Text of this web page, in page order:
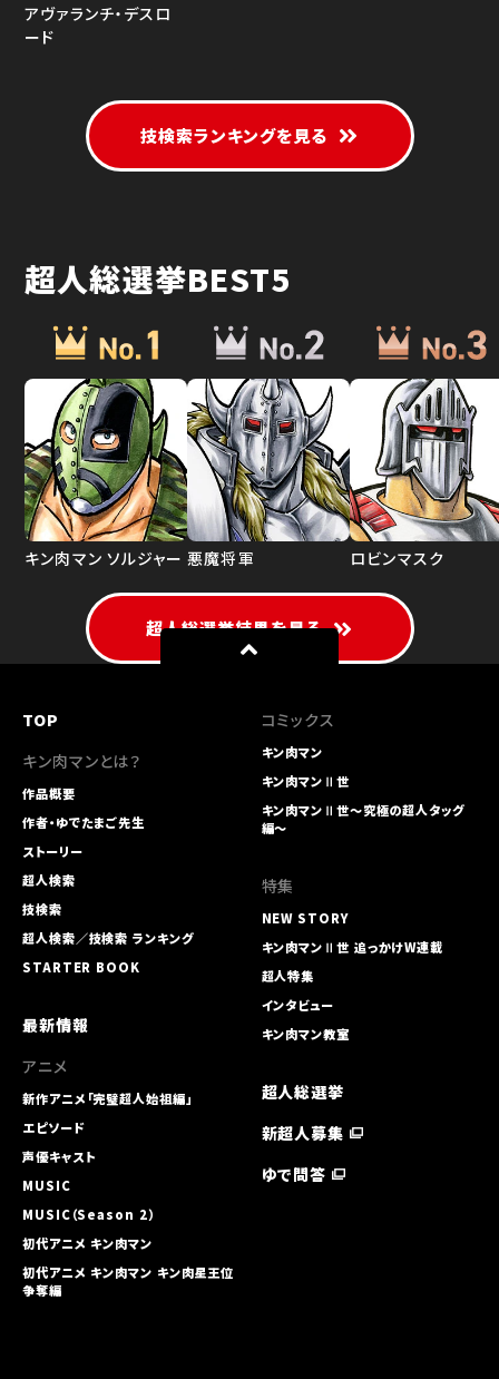
アヴァランチ・デスロ
ード
技検索ランキングを見る
超人総選挙BEST5
キン肉マン ソルジャー 悪魔将軍 ロビンマスク
超人総選挙結果を見る
TOP
キン肉マンとは？
作品概要
作者・ゆでたまご先生
ストーリー
超人検索
技検索
超人検索／技検索 ランキング
STARTER BOOK
最新情報
アニメ
新作アニメ「完璧超人始祖編」
エピソード
声優キャスト
MUSIC
MUSIC（Season 2）
初代アニメ キン⾁マン
初代アニメ キン⾁マン キン⾁星王位
争奪編
コミックス
キン肉マン
キン肉マンⅡ世
キン肉マンⅡ世～究極の超人タッグ
編～
特集
NEW STORY
キン肉マンⅡ世 追っかけW連載
超人特集
インタビュー
キン肉マン教室
超人総選挙
新超人募集
ゆで問答